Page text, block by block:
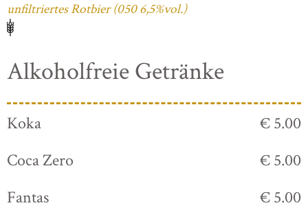
unfiltriertes Rotbier (050 6,5%vol.)
Alkoholfreie Getränke
Koka
€ 5.00
Coca Zero
€ 5.00
Fantas
€ 5.00